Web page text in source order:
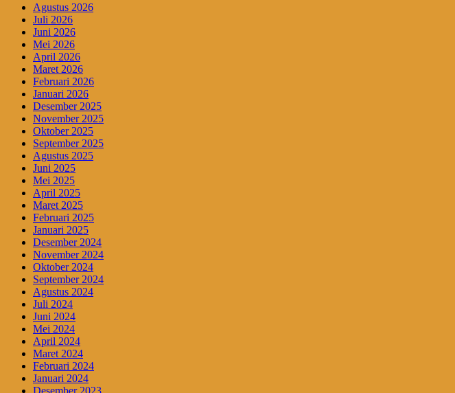
Agustus 2026
Juli 2026
Juni 2026
Mei 2026
April 2026
Maret 2026
Februari 2026
Januari 2026
Desember 2025
November 2025
Oktober 2025
September 2025
Agustus 2025
Juni 2025
Mei 2025
April 2025
Maret 2025
Februari 2025
Januari 2025
Desember 2024
November 2024
Oktober 2024
September 2024
Agustus 2024
Juli 2024
Juni 2024
Mei 2024
April 2024
Maret 2024
Februari 2024
Januari 2024
Desember 2023